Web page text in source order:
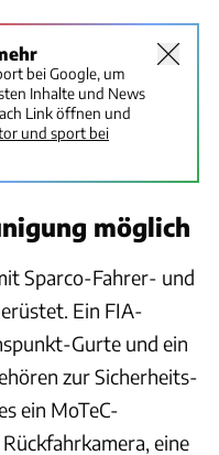
bei Google, um
Inhalte und News
Link öffnen und
und sport bei
möglich
Sparco-Fahrer- und
Ein FIA-
Gurte und ein
zur Sicherheits-
ein MoTeC-
eine